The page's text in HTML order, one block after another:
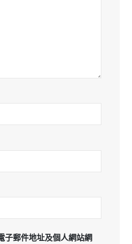
子郵件地址及個人網站網